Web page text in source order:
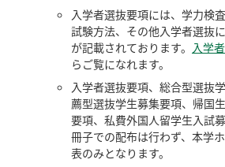
入学者選抜要項には、学力検
試験方法、その他入学者選抜
が記載されております。 入学
らご覧になれます。
入学者選抜要項、総合型選抜
薦型選抜学生募集要項、帰国
要項、私費外国人留学生入試
冊子での配布は行わず、本学
表のみとなります。